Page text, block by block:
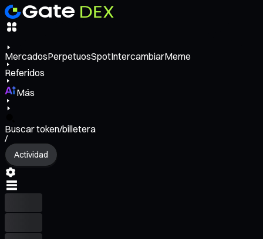
MercadosPerpetuosSpotIntercambiarMeme
Referidos
Más
Buscar token/billetera
/
Actividad